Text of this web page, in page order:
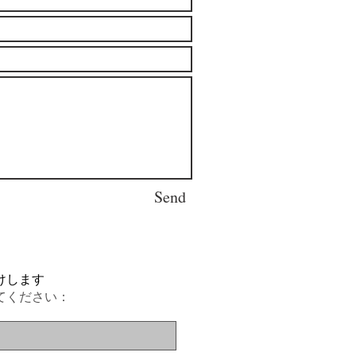
Send
します
ださい：